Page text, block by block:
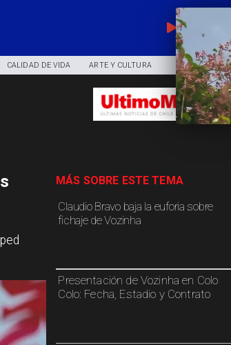
EN VIVO
CALIDAD DE VIDA ARTE Y CULTURA COMUNIDAD
Claudio Bravo baja la euforia sobre
fichaje de Vozinha
Presentación de Vozinha en Colo
Colo: Fecha, Estadio y Contrato
MÁS SOBRE ESTE TEMA